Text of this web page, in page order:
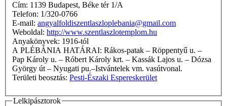
Cím: 1139 Budapest, Béke tér 1/A
Telefon: 1/320-0766
E-mail: angyalfoldiszentlaszloplebania@gmail.com
Weboldal: http://www.szentlaszlotemplom.hu
Anyakönyvek: 1916-tól
A PLÉBÁNIA HATÁRAI: Rákos-patak – Röppentyű u. –
Pap Károly u. – Róbert Károly krt. – Kassák Lajos u. – Dózsa
György út – Nyugati pu.–Istvántelek vm. vasútvonal.
Területi beosztás: Pesti-Északi Espereskerület
Lelkipásztorok